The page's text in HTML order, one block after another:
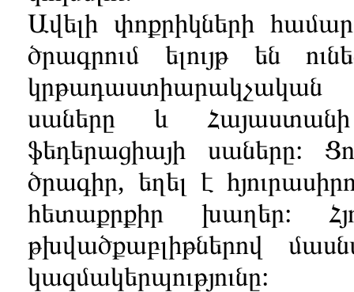
Ավելի փոքրիկների
ծրագրում ելույթ են
սաները և Հայաստանի
ֆեդերացիայի սաները:
ծրագիր, եղել է
հետաքրքիր խաղեր:
թխվածքաբլիթներով
կազմակերպությունը: